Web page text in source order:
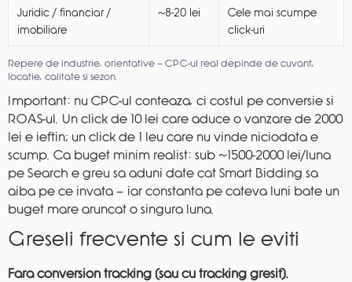
Juridic / financiar /
imobiliare
~8-20 lei
Cele mai scumpe
click-uri
Repere de industrie, orientative — CPC-ul real depinde de cuvant,
locatie, calitate si sezon.
Important: nu CPC-ul conteaza, ci costul pe conversie si
ROAS-ul. Un click de 10 lei care aduce o vanzare de 2000
lei e ieftin; un click de 1 leu care nu vinde niciodata e
scump. Ca buget minim realist: sub ~1500-2000 lei/luna
pe Search e greu sa aduni date cat Smart Bidding sa
aiba pe ce invata — iar constanta pe cateva luni bate un
buget mare aruncat o singura luna.
Greseli frecvente si cum le eviti
Fara conversion tracking (sau cu tracking gresit).